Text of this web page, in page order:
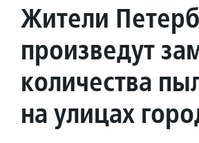
Жители
произведут
количества
на улицах